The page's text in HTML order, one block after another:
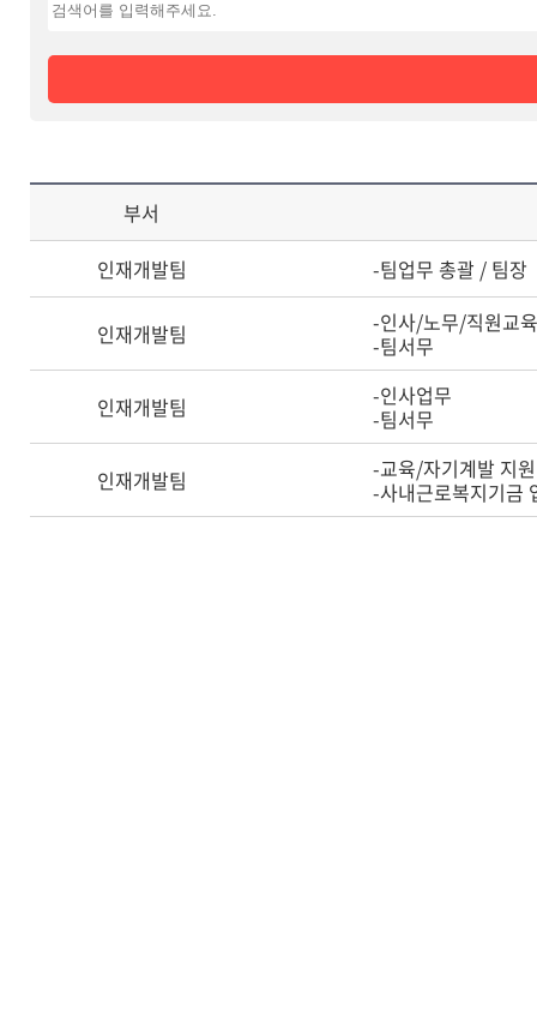
부서
인재개발팀
-팀업무 총괄 / 팀장
인재개발팀
-인사/노무/직원교육
-팀서무
인재개발팀
-인사업무
-팀서무
인재개발팀
-교육/자기계발 지
-사내근로복지기금